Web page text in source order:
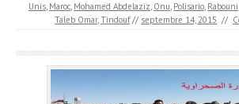
Unis, Maroc, Mohamed Abdelaziz, Onu, Polisario, Rabouni,
Taleb Omar,Tindouf // septembre 14, 2015 //